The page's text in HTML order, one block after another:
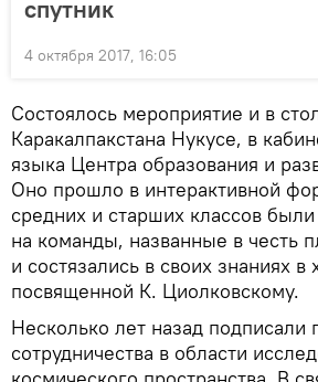
спутник
4 октября 2017, 16:05
Состоялось мероприятие и в
Каракалпакстана Нукусе, в
языка Центра образования и
Оно прошло в интерактивной
средних и старших классов
на команды, названные в честь
и состязались в своих знаниях в
посвященной К. Циолковскому.
Несколько лет назад подписали
сотрудничества в области